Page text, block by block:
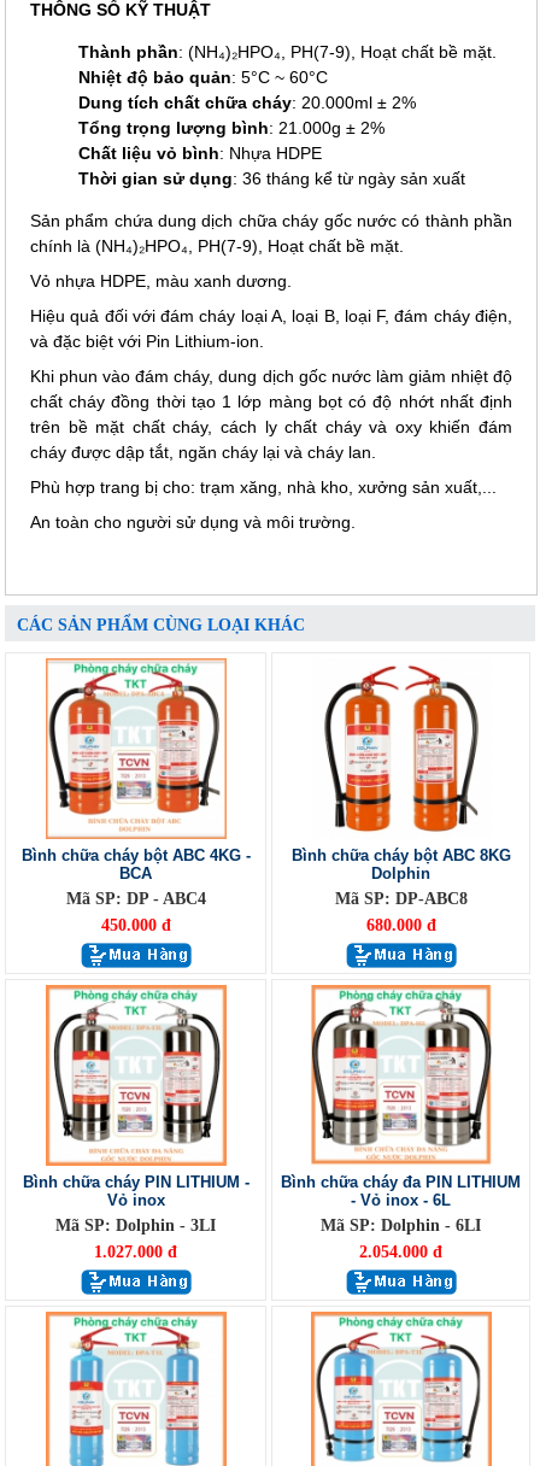
THÔNG SỐ KỸ THUẬT
Thành phần: (NH₄)₂HPO₄, PH(7-9), Hoạt chất bề mặt.
Nhiệt độ bảo quản: 5°C ~ 60°C
Dung tích chất chữa cháy: 20.000ml ± 2%
Tổng trọng lượng bình: 21.000g ± 2%
Chất liệu vỏ bình: Nhựa HDPE
Thời gian sử dụng: 36 tháng kể từ ngày sản xuất
Sản phẩm chứa dung dịch chữa cháy gốc nước có thành phần
chính là (NH₄)₂HPO₄, PH(7-9), Hoạt chất bề mặt.
Vỏ nhựa HDPE, màu xanh dương.
Hiệu quả đối với đám cháy loại A, loại B, loại F, đám cháy điện,
và đặc biệt với Pin Lithium-ion.
Khi phun vào đám cháy, dung dịch gốc nước làm giảm nhiệt độ
chất cháy đồng thời tạo 1 lớp màng bọt có độ nhớt nhất định
trên bề mặt chất cháy, cách ly chất cháy và oxy khiến đám
cháy được dập tắt, ngăn cháy lại và cháy lan.
Phù hợp trang bị cho: trạm xăng, nhà kho, xưởng sản xuất,...
An toàn cho người sử dụng và môi trường.
CÁC SẢN PHẨM CÙNG LOẠI KHÁC
Bình chữa cháy bột ABC 4KG -
BCA
Mã SP: DP - ABC4
450.000 đ
Bình chữa cháy bột ABC 8KG
Dolphin
Mã SP: DP-ABC8
680.000 đ
Bình chữa cháy PIN LITHIUM -
Vỏ inox
Mã SP: Dolphin - 3LI
1.027.000 đ
Bình chữa cháy đa PIN LITHIUM
- Vỏ inox - 6L
Mã SP: Dolphin - 6LI
2.054.000 đ